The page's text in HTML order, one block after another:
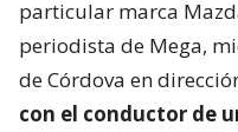
particular marca
periodista de Mega,
de Córdova en
con el conductor de